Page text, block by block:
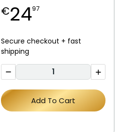
€2497
Secure checkout + fast
shipping
Add To Cart